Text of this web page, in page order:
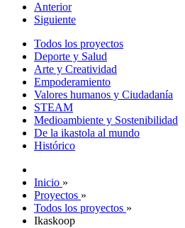
Anterior
Siguiente
Todos los proyectos
Deporte y Salud
Arte y Creatividad
Empoderamiento
Valores humanos y Ciudadanía
STEAM
Medioambiente y Sostenibilidad
De la ikastola al mundo
Histórico
Inicio »
Proyectos »
Todos los proyectos »
Ikaskoop